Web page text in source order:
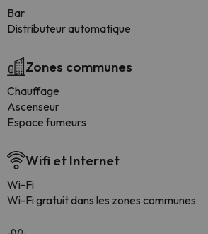
Bar
Distributeur automatique
Zones communes
Chauffage
Ascenseur
Espace fumeurs
Wifi et Internet
Wi-Fi
Wi-Fi gratuit dans les zones communes